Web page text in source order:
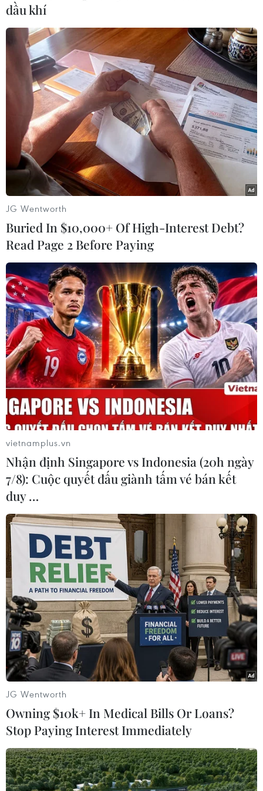
#Đảo chính quân sự
#Phó Tổng thống Venezuela
#Delcy Rodriguez
#Diễn biến chính trị mới
Venezuela
Theo dõi VietnamPlus
TIN LIÊN QUAN
Venezuela và việc nước ngoài can thiệp: Sự
bảo vệ thiếu trách nhiệm?
28/04/2019 04:27
Trang mạng eurasiareview.com đưa tin, tình trạng bế tắc
ở đất nước Venezuela đang ngày càng gia tăng. Một
trong số các nguyên nhân là do sự can thiệp từ bên
ngoài vào nội bộ Venezuela.
dầu khí
JG Wentworth
Buried In $10,000+ Of High-Interest Debt?
Read Page 2 Before Paying
vietnamplus.vn
Nhận định Singapore vs Indonesia (20h ngày
7/8): Cuộc quyết đấu giành tấm vé bán kết
duy …
JG Wentworth
Owning $10k+ In Medical Bills Or Loans?
Stop Paying Interest Immediately